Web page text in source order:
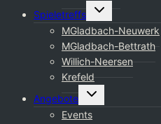
Spieletreffs
Untermenü
MGladbach-Neuwerk
MGladbach-Bettrath
Willich-Neersen
Krefeld
Angebote
Untermenü
Events